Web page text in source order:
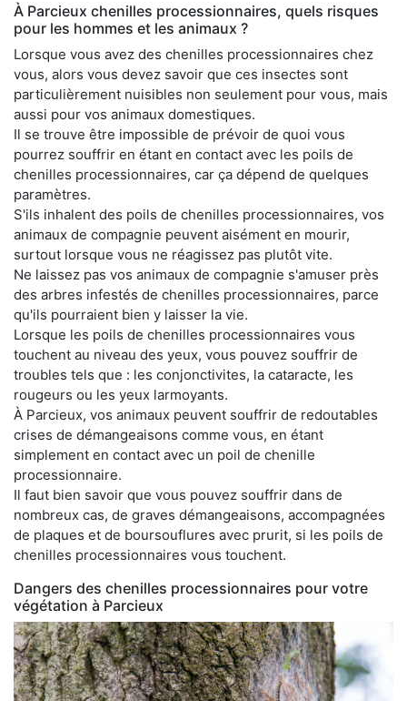
À Parcieux chenilles processionnaires, quels risques
pour les hommes et les animaux ?
Lorsque vous avez des chenilles processionnaires chez
vous, alors vous devez savoir que ces insectes sont
particulièrement nuisibles non seulement pour vous, mais
aussi pour vos animaux domestiques.
Il se trouve être impossible de prévoir de quoi vous
pourrez souffrir en étant en contact avec les poils de
chenilles processionnaires, car ça dépend de quelques
paramètres.
S'ils inhalent des poils de chenilles processionnaires, vos
animaux de compagnie peuvent aisément en mourir,
surtout lorsque vous ne réagissez pas plutôt vite.
Ne laissez pas vos animaux de compagnie s'amuser près
des arbres infestés de chenilles processionnaires, parce
qu'ils pourraient bien y laisser la vie.
Lorsque les poils de chenilles processionnaires vous
touchent au niveau des yeux, vous pouvez souffrir de
troubles tels que : les conjonctivites, la cataracte, les
rougeurs ou les yeux larmoyants.
À Parcieux, vos animaux peuvent souffrir de redoutables
crises de démangeaisons comme vous, en étant
simplement en contact avec un poil de chenille
processionnaire.
Il faut bien savoir que vous pouvez souffrir dans de
nombreux cas, de graves démangeaisons, accompagnées
de plaques et de boursouflures avec prurit, si les poils de
chenilles processionnaires vous touchent.
Dangers des chenilles processionnaires pour votre
végétation à Parcieux